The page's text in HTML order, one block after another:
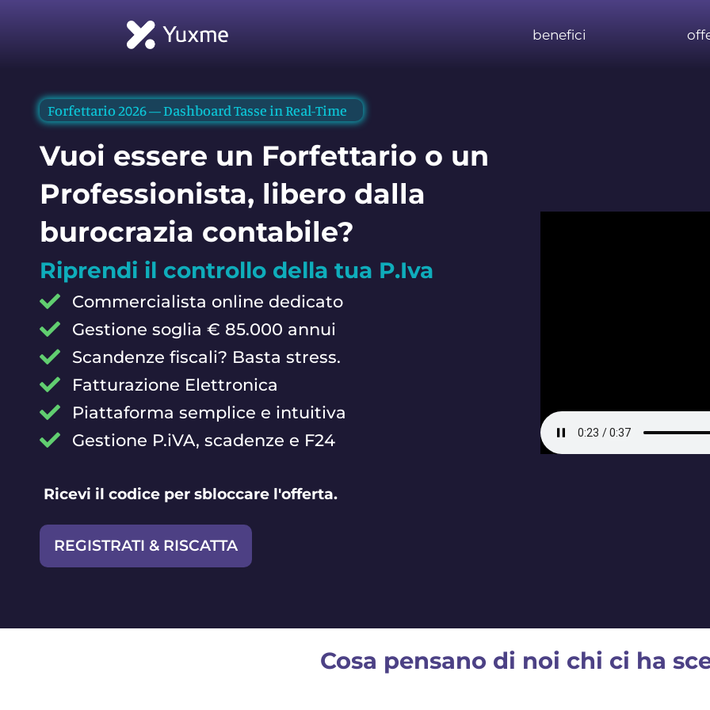
benefici
Forfettario 2026 — Dashboard Tasse in Real-Time
Vuoi essere un Forfettario o un
Professionista, libero dalla
burocrazia contabile?
Riprendi il controllo della tua P.Iva
Commercialista online dedicato
Gestione soglia € 85.000 annui
Scandenze fiscali? Basta stress.
Fatturazione Elettronica
Piattaforma semplice e intuitiva
Gestione P.iVA, scadenze e F24
Ricevi il codice per sbloccare l'offerta.
REGISTRATI & RISCATTA
Cosa pensano di noi chi ci ha